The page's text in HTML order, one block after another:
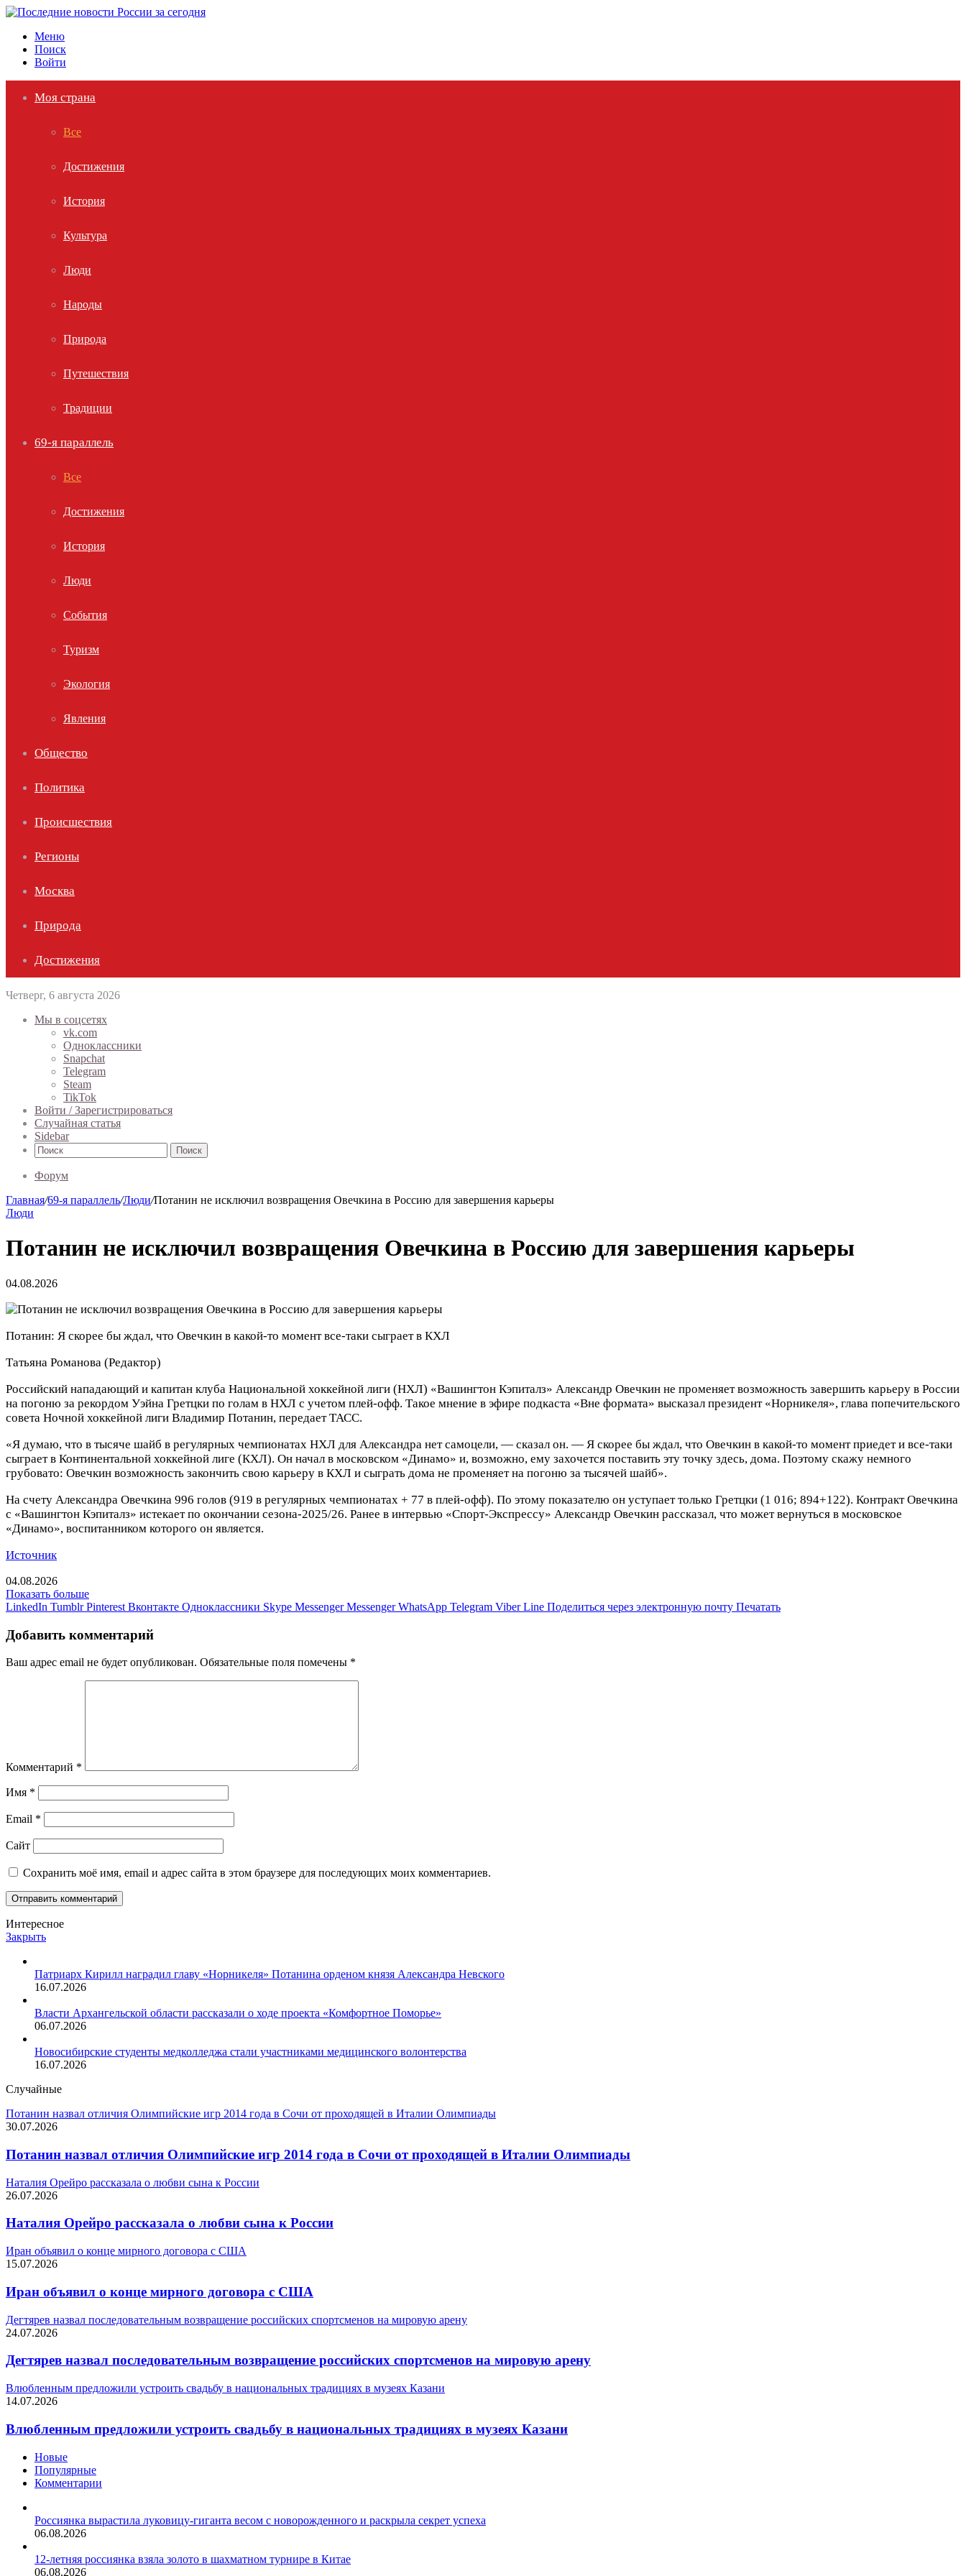
Меню
Поиск
Войти
Моя страна
Все
Достижения
История
Культура
Люди
Народы
Природа
Путешествия
Традиции
69-я параллель
Все
Достижения
История
Люди
События
Туризм
Экология
Явления
Общество
Политика
Происшествия
Регионы
Москва
Природа
Достижения
Четверг, 6 августа 2026
Мы в соцсетях
vk.com
Одноклассники
Snapchat
Telegram
Steam
TikTok
Войти / Зарегистрироваться
Случайная статья
Sidebar
Поиск
Форум
Главная/69-я параллель/Люди/Потанин не исключил возвращения Овечкина в Россию для завершения карьеры
Люди
Потанин не исключил возвращения Овечкина в Россию для завершения карьеры
04.08.2026
Потанин: Я скорее бы ждал, что Овечкин в какой-то момент все-таки сыграет в КХЛ
Татьяна Романова (Редактор)
Российский нападающий и капитан клуба Национальной хоккейной лиги (НХЛ) «Вашингтон Кэпиталз» Александр Овечкин не променяет возможность завершить карьеру в России
на погоню за рекордом Уэйна Гретцки по голам в НХЛ с учетом плей-офф. Такое мнение в эфире подкаста «Вне формата» высказал президент «Норникеля», глава попечительского
совета Ночной хоккейной лиги Владимир Потанин, передает ТАСС.
«Я думаю, что в тысяче шайб в регулярных чемпионатах НХЛ для Александра нет самоцели, — сказал он. — Я скорее бы ждал, что Овечкин в какой-то момент приедет и все-таки
сыграет в Континентальной хоккейной лиге (КХЛ). Он начал в московском «Динамо» и, возможно, ему захочется поставить эту точку здесь, дома. Поэтому скажу немного
грубовато: Овечкин возможность закончить свою карьеру в КХЛ и сыграть дома не променяет на погоню за тысячей шайб».
На счету Александра Овечкина 996 голов (919 в регулярных чемпионатах + 77 в плей-офф). По этому показателю он уступает только Гретцки (1 016; 894+122). Контракт Овечкина
с «Вашингтон Кэпиталз» истекает по окончании сезона-2025/26. Ранее в интервью «Спорт-Экспрессу» Александр Овечкин рассказал, что может вернуться в московское
«Динамо», воспитанником которого он является.
Источник
04.08.2026
Показать больше
LinkedIn Tumblr Pinterest Вконтакте Одноклассники Skype Messenger Messenger WhatsApp Telegram Viber Line Поделиться через электронную почту Печатать
Добавить комментарий
Ваш адрес email не будет опубликован. Обязательные поля помечены *
Комментарий *
Имя *
Email *
Сайт
Сохранить моё имя, email и адрес сайта в этом браузере для последующих моих комментариев.
Интересное
Закрыть
Патриарх Кирилл наградил главу «Норникеля» Потанина орденом князя Александра Невского
16.07.2026
Власти Архангельской области рассказали о ходе проекта «Комфортное Поморье»
06.07.2026
Новосибирские студенты медколледжа стали участниками медицинского волонтерства
16.07.2026
Случайные
Потанин назвал отличия Олимпийские игр 2014 года в Сочи от проходящей в Италии Олимпиады
30.07.2026
Потанин назвал отличия Олимпийские игр 2014 года в Сочи от проходящей в Италии Олимпиады
Наталия Орейро рассказала о любви сына к России
26.07.2026
Наталия Орейро рассказала о любви сына к России
Иран объявил о конце мирного договора с США
15.07.2026
Иран объявил о конце мирного договора с США
Дегтярев назвал последовательным возвращение российских спортсменов на мировую арену
24.07.2026
Дегтярев назвал последовательным возвращение российских спортсменов на мировую арену
Влюбленным предложили устроить свадьбу в национальных традициях в музеях Казани
14.07.2026
Влюбленным предложили устроить свадьбу в национальных традициях в музеях Казани
Новые
Популярные
Комментарии
Россиянка вырастила луковицу-гиганта весом с новорожденного и раскрыла секрет успеха
06.08.2026
12-летняя россиянка взяла золото в шахматном турнире в Китае
06.08.2026